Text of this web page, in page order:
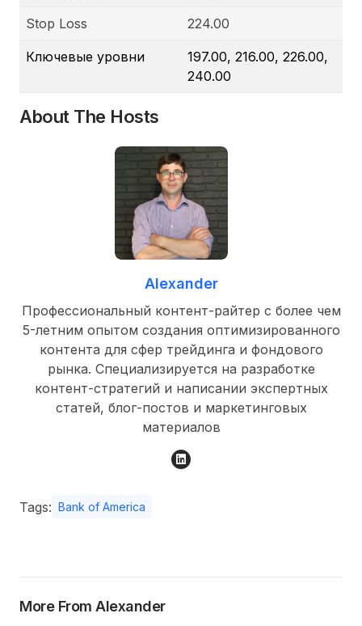
Stop Loss 224.00
Ключевые уровни
197.00, 216.00, 226.00,
240.00
About The Hosts
Alexander
Профессиональный контент-райтер с более чем
5-летним опытом создания оптимизированного
контента для сфер трейдинга и фондового
рынка. Специализируется на разработке
контент-стратегий и написании экспертных
статей, блог-постов и маркетинговых
материалов
Tags: Bank of America
More From Alexander